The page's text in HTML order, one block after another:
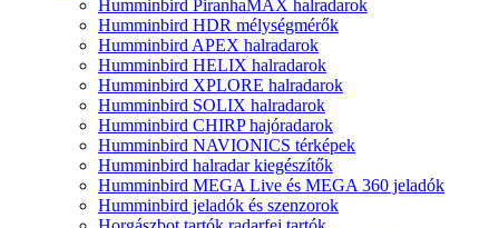
Humminbird PiranhaMAX halradarok
Humminbird HDR mélységmérők
Humminbird APEX halradarok
Humminbird HELIX halradarok
Humminbird XPLORE halradarok
Humminbird SOLIX halradarok
Humminbird CHIRP hajóradarok
Humminbird NAVIONICS térképek
Humminbird halradar kiegészítők
Humminbird MEGA Live és MEGA 360 jeladók
Humminbird jeladók és szenzorok